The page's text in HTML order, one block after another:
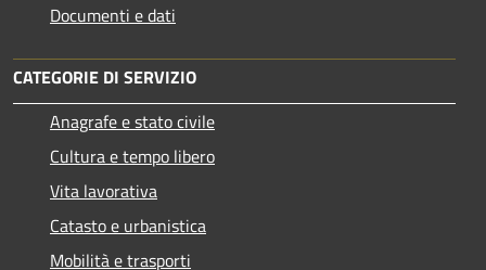
Documenti e dati
CATEGORIE DI SERVIZIO
Anagrafe e stato civile
Cultura e tempo libero
Vita lavorativa
Catasto e urbanistica
Mobilità e trasporti